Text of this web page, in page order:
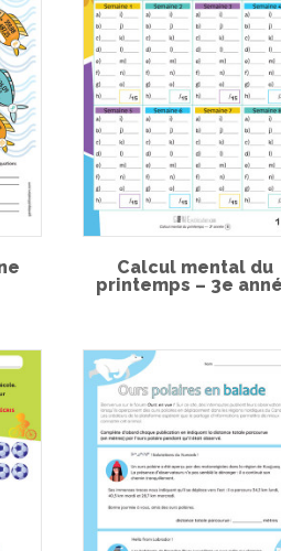
Calcul mental du
printemps – 3e